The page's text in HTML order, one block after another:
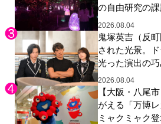
の自由研究の
ガーデン 大阪」
2026.08.04
鬼塚英吉（反
された光景。
光った演出の巧
2026.08.04
【大阪・八尾
がえる「万博レ
ミャクミャク